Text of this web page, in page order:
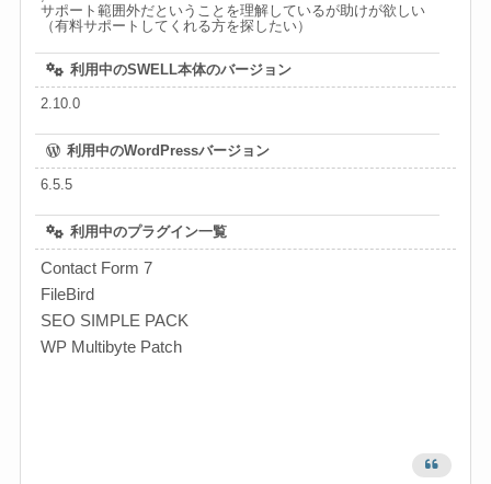
サポート範囲外だということを理解しているが助けが欲しい
（有料サポートしてくれる方を探したい）
利用中のSWELL本体のバージョン
2.10.0
利用中のWordPressバージョン
6.5.5
利用中のプラグイン一覧
Contact Form 7
FileBird
SEO SIMPLE PACK
WP Multibyte Patch